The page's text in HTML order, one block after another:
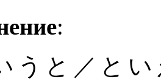
:
うと／と